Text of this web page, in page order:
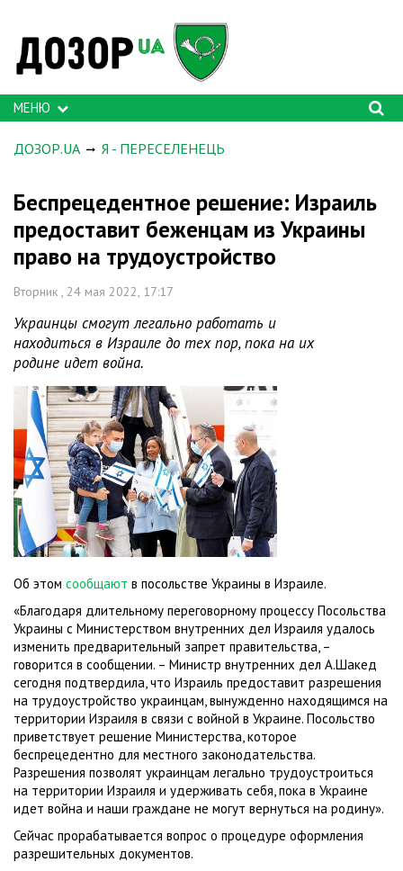
МЕНЮ
ДОЗОР.UA Я - ПЕРЕСЕЛЕНЕЦЬ
Беспрецедентное решение: Израиль
предоставит беженцам из Украины
право на трудоустройство
Вторник , 24 мая 2022, 17:17
Украинцы смогут легально работать и
находиться в Израиле до тех пор, пока на их
родине идет война.
Об этом сообщают в посольстве Украины в Израиле.
«Благодаря длительному переговорному процессу Посольства
Украины с Министерством внутренних дел Израиля удалось
изменить предварительный запрет правительства, –
говорится в сообщении. – Министр внутренних дел А.Шакед
сегодня подтвердила, что Израиль предоставит разрешения
на трудоустройство украинцам, вынужденно находящимся на
территории Израиля в связи с войной в Украине. Посольство
приветствует решение Министерства, которое
беспрецедентно для местного законодательства.
Разрешения позволят украинцам легально трудоустроиться
на территории Израиля и удерживать себя, пока в Украине
идет война и наши граждане не могут вернуться на родину».
Сейчас прорабатывается вопрос о процедуре оформления
разрешительных документов.